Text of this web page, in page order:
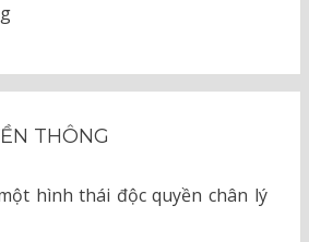
THÔNG
hình thái độc quyền chân lý